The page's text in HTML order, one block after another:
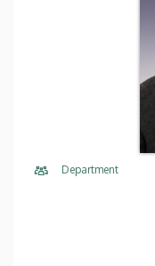
Department